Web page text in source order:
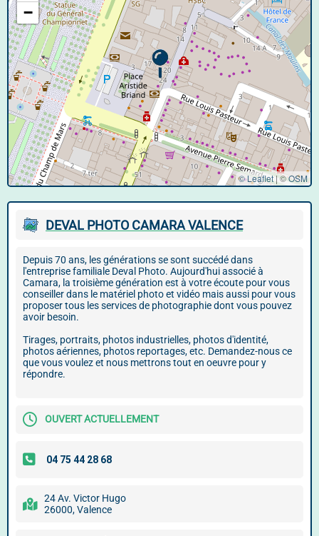
−
© Leaflet|©OSM
DEVAL PHOTO CAMARA VALENCE
Depuis 70 ans, les générations se sont succédé dans
l'entreprise familiale Deval Photo. Aujourd'hui associé à
Camara, la troisième génération est à votre écoute pour vous
conseiller dans le matériel photo et vidéo mais aussi pour vous
proposer tous les services de photographie dont vous pouvez
avoir besoin.
Tirages, portraits, photos industrielles, photos d'identité,
photos aériennes, photos reportages, etc. Demandez-nous ce
que vous voulez et nous mettrons tout en oeuvre pour y
répondre.
OUVERT ACTUELLEMENT
24 Av. Victor Hugo
26000, Valence